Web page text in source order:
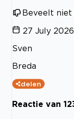
Beveelt niet
27 July 2026
Sven
Breda
delen
Reactie van